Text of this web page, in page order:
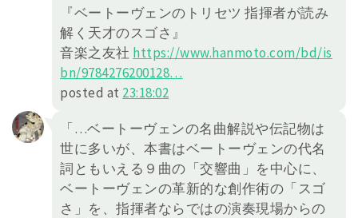
『ベートーヴェンのトリセツ 指揮者が読み
解く天才のスゴさ』
音楽之友社 https://www.hanmoto.com/bd/is
bn/9784276200128…
posted at 23:18:02
「…ベートーヴェンの名曲解説や伝記物は
世に多いが、本書はベートーヴェンの代名
詞ともいえる９曲の「交響曲」を中心に、
ベートーヴェンの革新的な創作術の「スゴ
さ」を、指揮者ならではの演奏現場からの